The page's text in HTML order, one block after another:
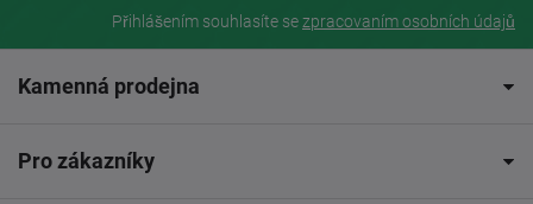
Přihlášením souhlasíte sezpracovaním osobních údajů
Kamenná prodejna
Pro zákazníky